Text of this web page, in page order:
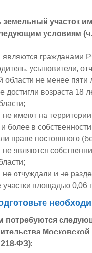
земельный участок
условиям (ч.
являются гражданами
усыновители,
области не менее пяти
достигли возраста 18
имеют на
более в
праве постоянного
являются
не отчуждали и не
площадью 0,06
потребуются
Московской
218-ФЗ):